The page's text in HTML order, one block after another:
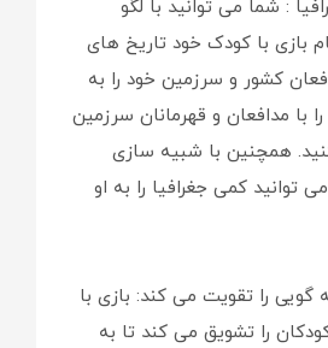
: شما می توانید با لگو
بازی با کودک خود تاریخ های
کشور و سرزمین خود را به
با مدافعان و قهرمانان سرزمین
همچنین با شبیه سازی
توانید کمی جغرافیا را به او
را تقویت می کند: بازی با
را تشویق می کند تا به